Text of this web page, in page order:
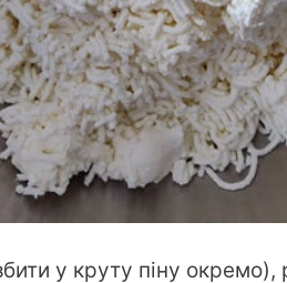
у круту піну окремо),